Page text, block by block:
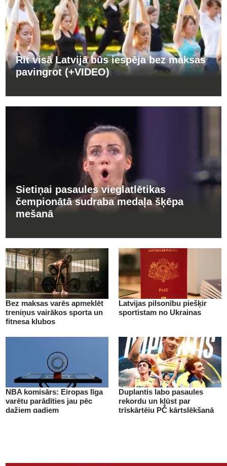
Rīt visā Latvijā būs iespēja bez maksas
pavingrot (+VIDEO)
Sietiņai pasaules vieglatlētikas
čempionātā sudraba medaļa šķēpa
mešanā
Bez maksas varēs apmeklēt
treniņus vairākos sporta un
fitnesa klubos
Latvijas pilsonību piešķir
sportistam no Ukrainas
NBA komisārs: Eiropas līga
varētu parādīties jau pēc
dažiem gadiem
Duplantis labo pasaules
rekordu un kļūst par
trīskārtēju PČ kārtslēkšanā